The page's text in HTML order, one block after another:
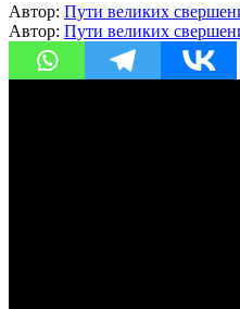
Автор: Пути великих
Автор: Пути великих